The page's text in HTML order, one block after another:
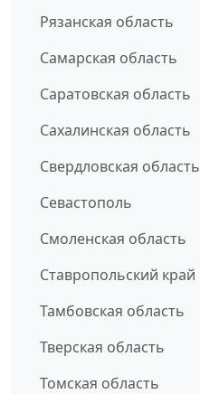
Рязанская область
Самарская область
Саратовская область
Сахалинская область
Свердловская область
Севастополь
Смоленская область
Ставропольский край
Тамбовская область
Тверская область
Томская область